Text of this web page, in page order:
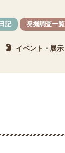
記 発掘調査一覧
イベント・展示